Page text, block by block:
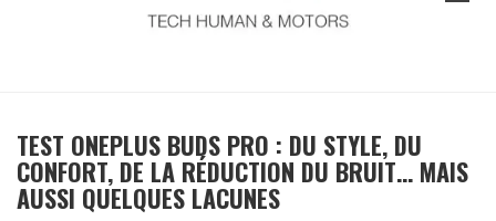
TEST ONEPLUS BUDS PRO : DU STYLE, DU
CONFORT, DE LA RÉDUCTION DU BRUIT… MAIS
AUSSI QUELQUES LACUNES